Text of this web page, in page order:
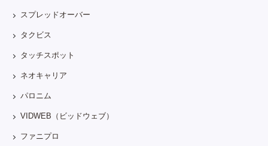
スプレッドオーバー
タクビス
タッチスポット
ネオキャリア
パロニム
VIDWEB（ビッドウェブ）
ファニプロ